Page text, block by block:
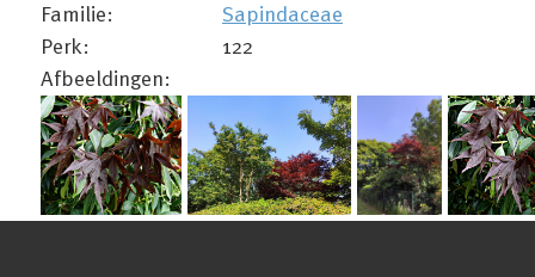
Familie:
Sapindaceae
Perk:
122
Afbeeldingen: